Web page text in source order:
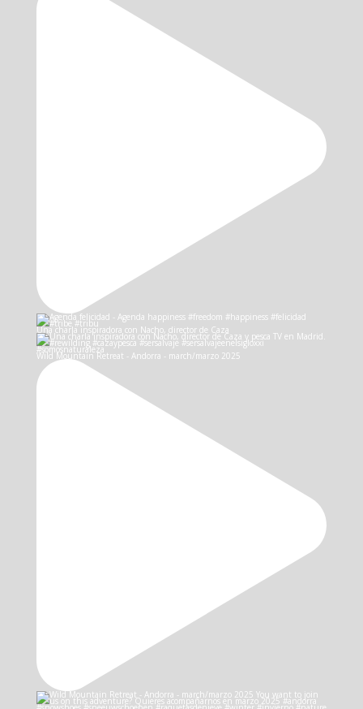
Una charla inspiradora con Nacho, director de Caza
Wild Mountain Retreat - Andorra - march/marzo 2025